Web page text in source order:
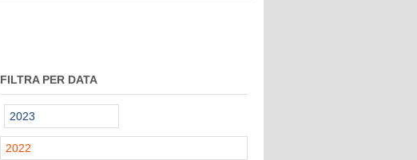
FILTRA PER DATA
2023
2022